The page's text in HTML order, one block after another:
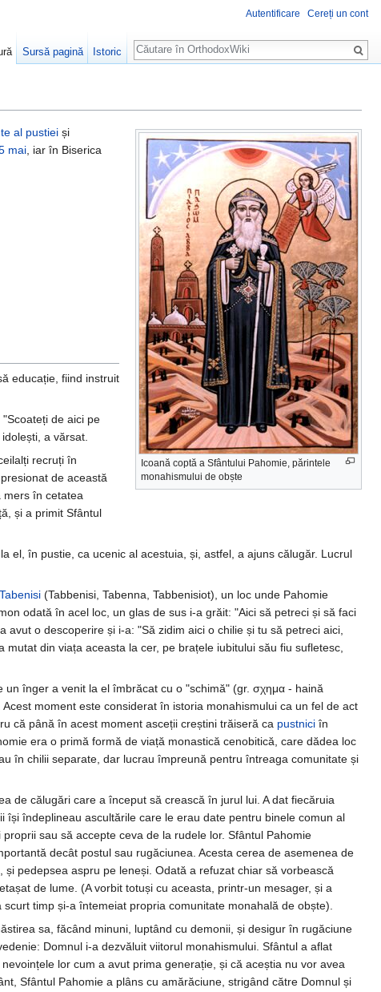
Icoană coptă a Sfântului Pahomie, părintele
monahismului de obște
al pustiei și
mai, iar în Biserica
educație, fiind instruit
de aici pe
a vărsat.
recruți în
de această
mers în cetatea
și a primit Sfântul
el, în pustie, ca ucenic al acestuia, și, astfel, a ajuns călugăr. Lucrul
Tabenisi (Tabbenisi, Tabenna, Tabbenisiot), un loc unde Pahomie
odată în acel loc, un glas de sus i-a grăit: "Aici să petreci și să faci
o descoperire și i-a: "Să zidim aici o chilie și tu să petreci aici,
din viața aceasta la cer, pe brațele iubitului său fiu sufletesc,
înger a venit la el îmbrăcat cu o "schimă" (gr. σχημα - haină
moment este considerat în istoria monahismului ca un fel de act
că până în acest moment asceții creștini trăiseră ca pustniciîn
era o primă formă de viață monastică cenobitică, care dădea loc
în chilii separate, dar lucrau împreună pentru întreaga comunitate și
de călugări care a început să crească în jurul lui. A dat fiecăruia
îndeplineau ascultările care le erau date pentru binele comun al
sau să accepte ceva de la rudele lor. Sfântul Pahomie
decât postul sau rugăciunea. Acesta cerea de asemenea de
pedepsea aspru pe leneși. Odată a refuzat chiar să vorbească
de lume. (A vorbit totuși cu aceasta, printr-un mesager, și a
timp și-a întemeiat propria comunitate monahală de obște).
sa, făcând minuni, luptând cu demonii, și desigur în rugăciune
Domnul i-a dezvăluit viitorul monahismului. Sfântul a aflat
lor cum a avut prima generație, și că aceștia nu vor avea
Sfântul Pahomie a plâns cu amărăciune, strigând către Domnul și
Autentificare Cereți un cont
Sursă pagină Istoric
Căutare